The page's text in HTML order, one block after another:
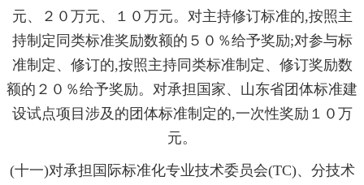
元、２０万元、１０万元。对主持修订标准的,按照主
持制定同类标准奖励数额的５０％给予奖励;对参与标
准制定、修订的,按照主持同类标准制定、修订奖励数
额的２０％给予奖励。对承担国家、山东省团体标准建
设试点项目涉及的团体标准制定的,一次性奖励１０万
元。
(十一)对承担国际标准化专业技术委员会(TC)、分技术